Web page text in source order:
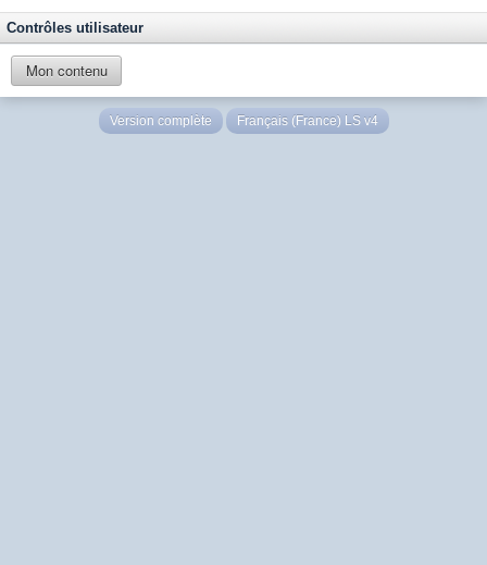
Contrôles utilisateur
Mon contenu
Version complète Français (France) LS v4